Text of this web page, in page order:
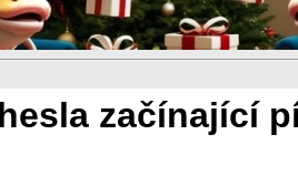
začínající